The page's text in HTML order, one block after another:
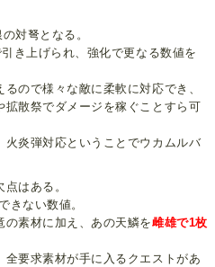
対弩となる。
き上げられ、強化で更なる数値を
ので様々な敵に柔軟に対応でき、
拡散祭でダメージを稼ぐことすら可
火炎弾対応ということでウカムルバ
はある。
きない数値。
の素材に加え、あの天鱗を雌雄で1枚
全要求素材が手に入るクエストがあ